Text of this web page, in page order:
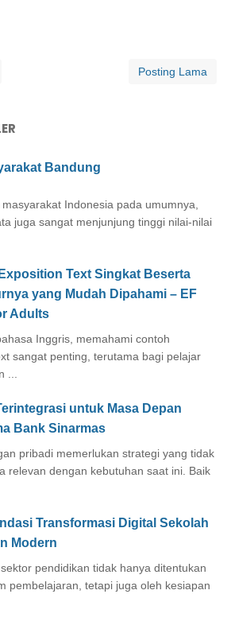
Posting Lama
Bandung
Indonesia pada umumnya,
juga sangat menjunjung tinggi nilai-nilai
Text Singkat Beserta
yang Mudah Dipahami – EF
Adults
Inggris, memahami contoh
sangat penting, terutama bagi pelajar
...
untuk Masa Depan
Bank Sinarmas
pribadi memerlukan strategi yang tidak
relevan dengan kebutuhan saat ini. Baik
Transformasi Digital Sekolah
Modern
pendidikan tidak hanya ditentukan
pembelajaran, tetapi juga oleh kesiapan